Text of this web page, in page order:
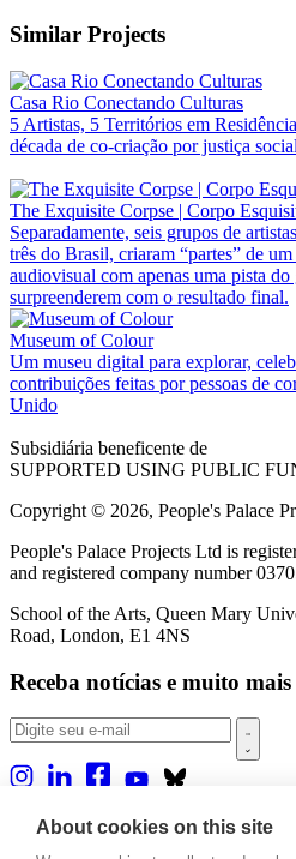
Similar Projects
Casa Rio Conectando Culturas
5 Artistas, 5 Territórios em
década de co-criação por justiça
The Exquisite Corpse | Corpo
Separadamente, seis grupos de
três do Brasil, criaram “partes” de
audiovisual com apenas uma pista
surpreenderem com o resultado final.
Museum of Colour
Um museu digital para explorar,
contribuições feitas por pessoas de
Unido
Subsidiária beneficente de
SUPPORTED USING PUBLIC
Copyright © 2026, People's Palace
People's Palace Projects Ltd is
and registered company number
School of the Arts, Queen Mary
Road, London, E1 4NS
Receba notícias e muito
Sobre nós
About cookies on this site